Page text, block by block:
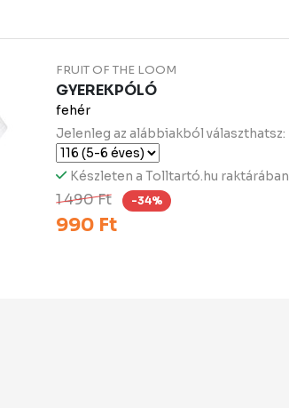
FRUIT OF THE LOOM
GYEREKPÓLÓ
fehér
Jelenleg az alábbiakból választhatsz:
Készleten a Tolltartó.hu raktárában
1 490 Ft -34%
990 Ft